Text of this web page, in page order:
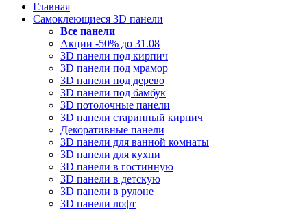
Главная
Самоклеющиеся 3D панели
Все панели
Акции -50% до 31.08
3D панели под кирпич
3D панели под мрамор
3D панели под дерево
3D панели под бамбук
3D потолочные панели
3D панели старинный кирпич
Декоративные панели
3D панели для ванной комнаты
3D панели для кухни
3D панели в гостинную
3D панели в детскую
3D панели в рулоне
3D панели лофт